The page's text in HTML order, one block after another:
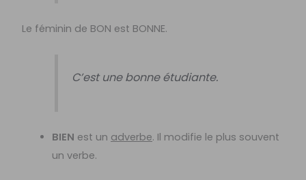
Le féminin de BON est BONNE.
C’est une bonne étudiante.
BIEN est un adverbe. Il modifie le plus souvent
un verbe.